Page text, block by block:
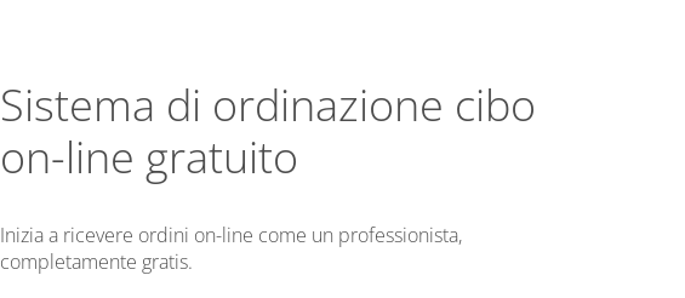
Sistema di ordinazione cibo
on-line gratuito
Inizia a ricevere ordini on-line come un professionista,
completamente gratis.